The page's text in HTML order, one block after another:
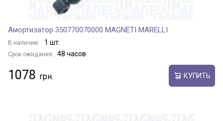
Амортизатор 350770070000 MAGNETI MARELLI
В наличии: 1 шт.
Срок ожидания: 48 часов
1078 КУПИТЬ